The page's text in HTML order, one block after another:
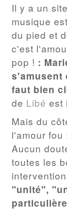
Il y a un
musique
du pied et
c'est
pop ! :
s'amusent
faut bien
de Libé est
Mais du
l'amour fou
Aucun
toutes les
"unité",